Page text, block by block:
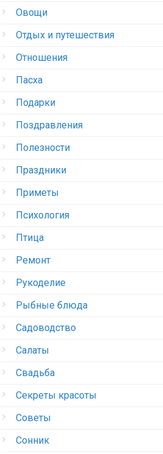
Овощи
Отдых и путешествия
Отношения
Пасха
Подарки
Поздравления
Полезности
Праздники
Приметы
Психология
Птица
Ремонт
Рукоделие
Рыбные блюда
Садоводство
Салаты
Свадьба
Секреты красоты
Советы
Сонник